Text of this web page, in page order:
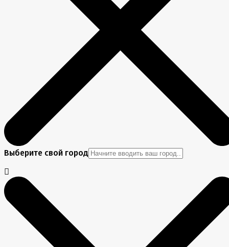
Выберите свой город